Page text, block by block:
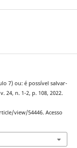
7) ou: é possível salvar-
24, n. 1-2, p. 108, 2022.
view/54446. Acesso